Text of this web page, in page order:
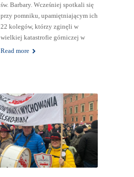
św. Barbary. Wcześniej spotkali się
przy pomniku, upamiętniającym ich
22 kolegów, którzy zginęli w
wielkiej katastrofie górniczej w
Read more